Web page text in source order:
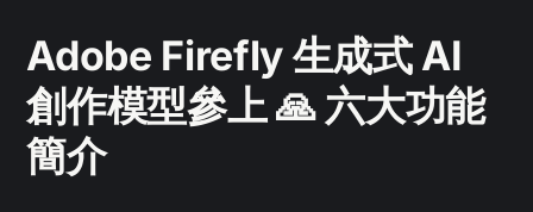
Adobe Firefly 生成式 AI
創作模型參上 🙏 六大功能
簡介